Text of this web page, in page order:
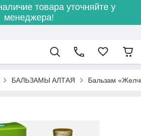
товара уточняйте у
менеджера!
БАЛЬЗАМЫ АЛТАЯ Бальзам